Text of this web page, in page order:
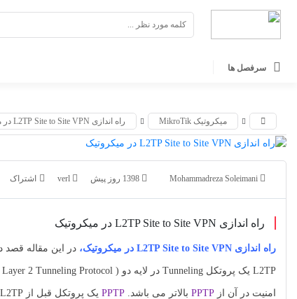
اشتراک گذاری
خود به اشتراک بگذارید.
سرفصل ها
میکروتیک MikroTik راه اندازی L2TP Site to Site VPN در میکروتیک
Mohammadreza Soleimani
اشتراک گذاری
به اشتراک بگذارید.
راه اندازی L2TP Site to Site VPN در میکروتیک
راه اندازی L2TP Site to Site VPN در میکروتیک،
امنیت در آن از PPTP بالاتر می باشد. PPTP